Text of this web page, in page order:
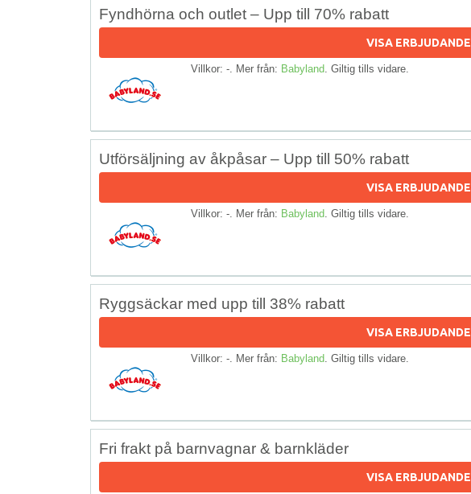
Fyndhörna och outlet – Upp till 70% rabatt
VISA ERBJUDANDE
Villkor: -. Mer från: Babyland . Giltig tills vidare.
Utförsäljning av åkpåsar – Upp till 50% rabatt
VISA ERBJUDANDE
Villkor: -. Mer från: Babyland . Giltig tills vidare.
Ryggsäckar med upp till 38% rabatt
VISA ERBJUDANDE
Villkor: -. Mer från: Babyland . Giltig tills vidare.
Fri frakt på barnvagnar & barnkläder
VISA ERBJUDANDE